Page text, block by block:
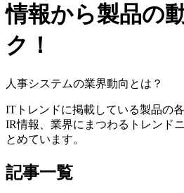
情報から製品の
ク！
人事システムの業界動向とは？
ITトレンドに掲載している製品の
IR情報、業界にまつわるトレンド
とめています。
記事一覧